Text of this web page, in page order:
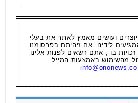
יוצרים ועושים מאמץ לאתר את בעלי
לידינו .אם זיהיתם בפרסומנו
בו , אתם רשאים לפנות אלינו
מהשימוש באמצעות המייל